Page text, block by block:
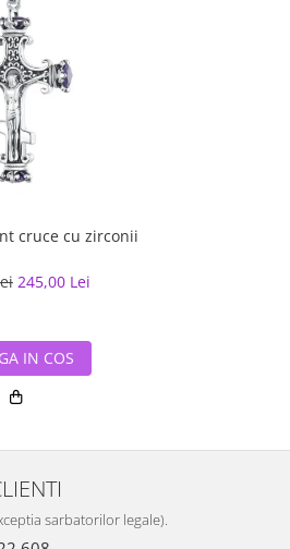
cruce cu zirconii
245,00 Lei
IN COS
sarbatorilor legale).